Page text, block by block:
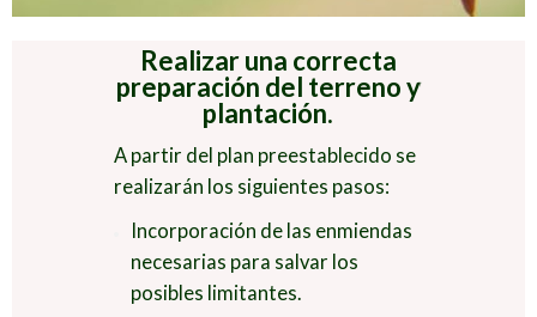
Realizar una correcta
preparación del terreno y
plantación.
A partir del plan preestablecido se
realizarán los siguientes pasos:
Incorporación de las enmiendas
necesarias para salvar los
posibles limitantes.